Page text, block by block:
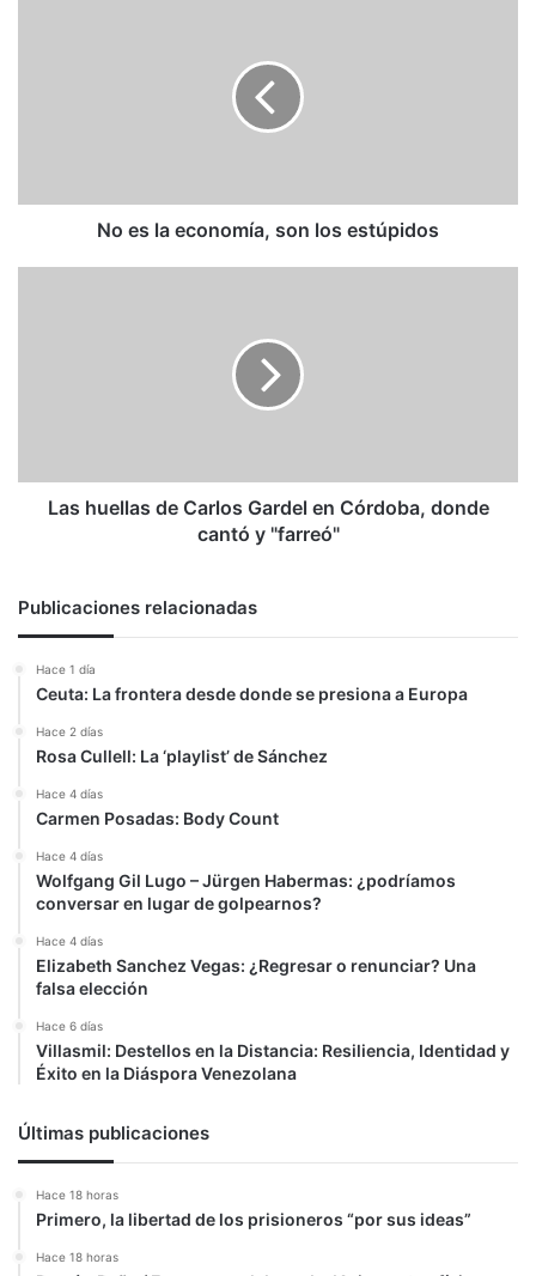
No es la economía, son los estúpidos
cantó
Las huellas de Carlos Gardel en Córdoba, donde
cantó y "farreó"
Publicaciones relacionadas
Hace 1 día
Ceuta: La frontera desde donde se presiona a Europa
Hace 2 días
Rosa Cullell: La ‘playlist’ de Sánchez
Hace 4 días
Carmen Posadas: Body Count
Hace 4 días
Wolfgang Gil Lugo – Jürgen Habermas: ¿podríamos
conversar en lugar de golpearnos?
Hace 4 días
Elizabeth Sanchez Vegas: ¿Regresar o renunciar? Una
falsa elección
Hace 6 días
Villasmil: Destellos en la Distancia: Resiliencia, Identidad y
Éxito en la Diáspora Venezolana
Últimas publicaciones
Hace 18 horas
Primero, la libertad de los prisioneros “por sus ideas”
Hace 18 horas